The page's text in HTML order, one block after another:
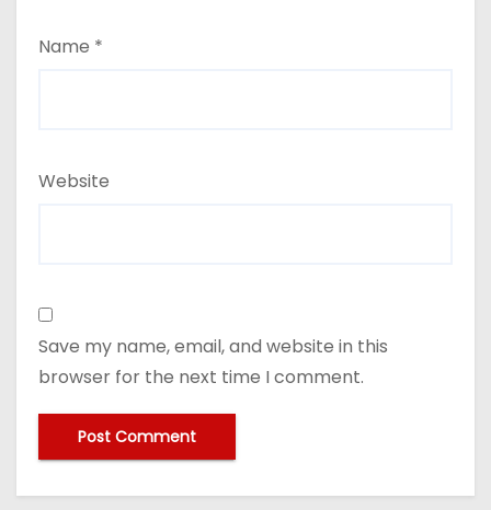
Name *
Website
Save my name, email, and website in this
browser for the next time I comment.